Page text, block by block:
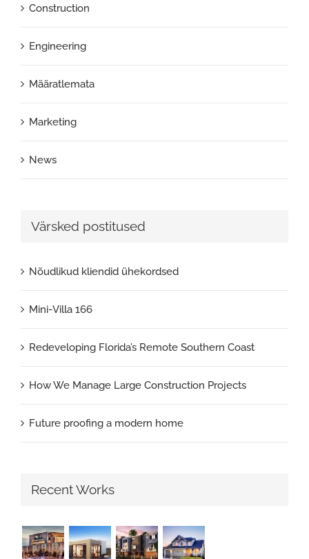
Construction
Engineering
Määratlemata
Marketing
News
Värsked postitused
Nõudlikud kliendid ühekordsed
Mini-Villa 166
Redeveloping Florida’s Remote Southern Coast
How We Manage Large Construction Projects
Future proofing a modern home
Recent Works